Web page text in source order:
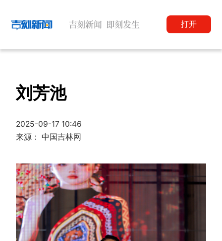
打开
刘芳池
2025-09-17 10:46
来源： 中国吉林网